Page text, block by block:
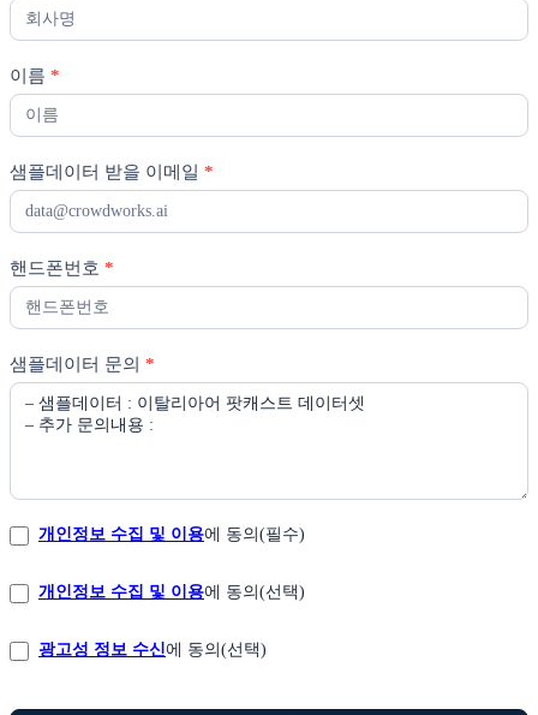
데
이
요
청
이름 *
샘플데이터 받을 이메일 *
핸드폰번호 *
샘플데이터 문의 *
개인정보 수집 및 이용에 동의(필수)
개인정보 수집 및 이용에 동의(선택)
광고성 정보 수신에 동의(선택)